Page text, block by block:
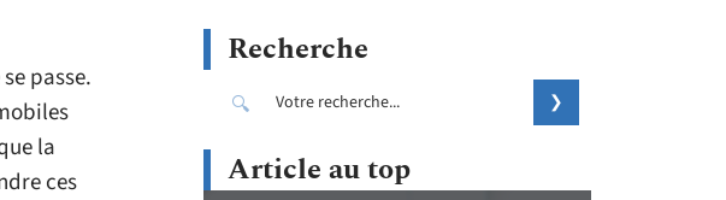
passe.
la
ces
Recherche
Article au top